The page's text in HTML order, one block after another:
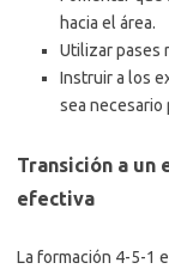
hacia el área.
Utilizar pases
Instruir a los
sea necesario
Transición a un
efectiva
La formación 4-5-1